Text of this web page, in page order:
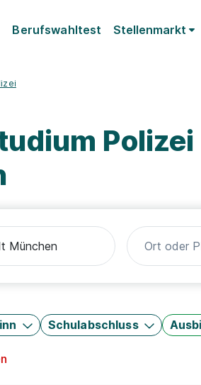
Berufswahltest Stellenmarkt
Schulabschluss